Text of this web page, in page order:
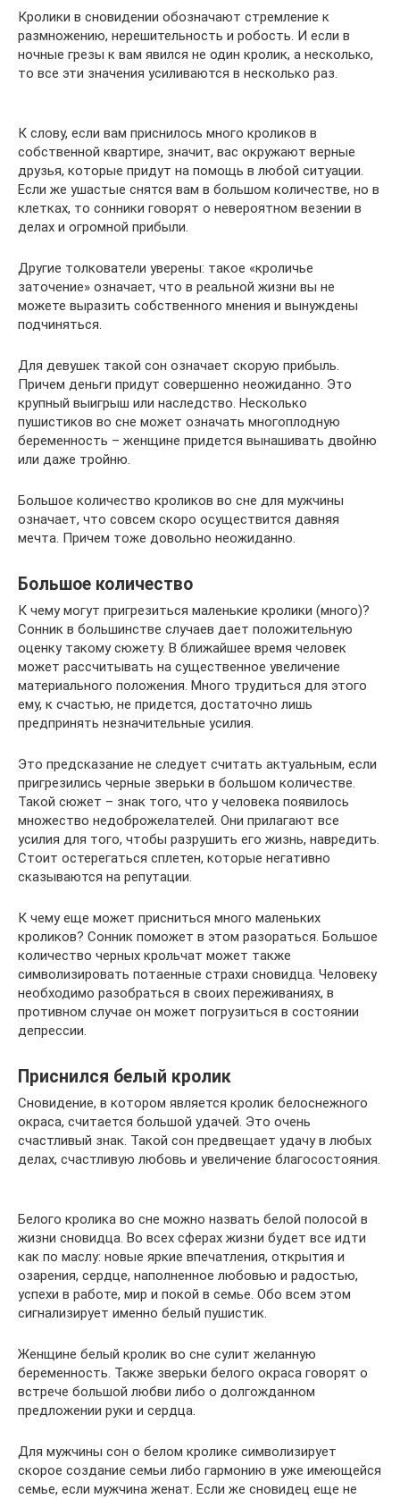
Кролики в сновидении обозначают стремление к
размножению, нерешительность и робость. И если в
ночные грезы к вам явился не один кролик, а несколько,
то все эти значения усиливаются в несколько раз.
К слову, если вам приснилось много кроликов в
собственной квартире, значит, вас окружают верные
друзья, которые придут на помощь в любой ситуации.
Если же ушастые снятся вам в большом количестве, но в
клетках, то сонники говорят о невероятном везении в
делах и огромной прибыли.
Другие толкователи уверены: такое «кроличье
заточение» означает, что в реальной жизни вы не
можете выразить собственного мнения и вынуждены
подчиняться.
Для девушек такой сон означает скорую прибыль.
Причем деньги придут совершенно неожиданно. Это
крупный выигрыш или наследство. Несколько
пушистиков во сне может означать многоплодную
беременность – женщине придется вынашивать двойню
или даже тройню.
Большое количество кроликов во сне для мужчины
означает, что совсем скоро осуществится давняя
мечта. Причем тоже довольно неожиданно.
Большое количество
К чему могут пригрезиться маленькие кролики (много)?
Сонник в большинстве случаев дает положительную
оценку такому сюжету. В ближайшее время человек
может рассчитывать на существенное увеличение
материального положения. Много трудиться для этого
ему, к счастью, не придется, достаточно лишь
предпринять незначительные усилия.
Это предсказание не следует считать актуальным, если
пригрезились черные зверьки в большом количестве.
Такой сюжет – знак того, что у человека появилось
множество недоброжелателей. Они прилагают все
усилия для того, чтобы разрушить его жизнь, навредить.
Стоит остерегаться сплетен, которые негативно
сказываются на репутации.
К чему еще может присниться много маленьких
кроликов? Сонник поможет в этом разораться. Большое
количество черных крольчат может также
символизировать потаенные страхи сновидца. Человеку
необходимо разобраться в своих переживаниях, в
противном случае он может погрузиться в состоянии
депрессии.
Приснился белый кролик
Сновидение, в котором является кролик белоснежного
окраса, считается большой удачей. Это очень
счастливый знак. Такой сон предвещает удачу в любых
делах, счастливую любовь и увеличение благосостояния.
Белого кролика во сне можно назвать белой полосой в
жизни сновидца. Во всех сферах жизни будет все идти
как по маслу: новые яркие впечатления, открытия и
озарения, сердце, наполненное любовью и радостью,
успехи в работе, мир и покой в семье. Обо всем этом
сигнализирует именно белый пушистик.
Женщине белый кролик во сне сулит желанную
беременность. Также зверьки белого окраса говорят о
встрече большой любви либо о долгожданном
предложении руки и сердца.
Для мужчины сон о белом кролике символизирует
скорое создание семьи либо гармонию в уже имеющейся
семье, если мужчина женат. Если же сновидец еще не